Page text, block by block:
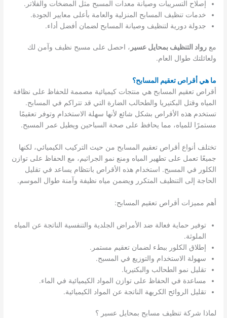
إصلاح التسريبات وصيانة معدات المسبح مثل المضخات والفلاتر.
خدمات تنظيف المسابح المنزلية والعامة بأعلى معايير الجودة.
جدولة دورية لتنظيف وصيانة المسابح لضمان أفضل أداء.
معرواد التنظيف بمحايل عسير ، احصل على مسبح نظيف وآمن لك
ولعائلتك طوال العام.
ما هي أقراص تعقيم المسابح؟
أقراص تعقيم المسابح هي منتجات كيميائية مصممة للحفاظ على نظافة
المياه وقتل البكتيريا والطحالب الضارة التي قد تتراكم في المسابح.
تستخدم هذه الأقراص بشكل شائع لأنها سهلة الاستخدام وتوفر تعقيمًا
مستمرًا للمياه، مما يحافظ على صحة السباحين ويطيل عمر المسبح.
تختلف أنواع أقراص تعقيم المسابح من حيث التركيب الكيميائي، لكنها
جميعًا تعمل على تطهير المياه ومنع نمو الجراثيم، مع الحفاظ على توازن
الكلور في المسبح. استخدام هذه الأقراص بانتظام يساعد في تقليل
الحاجة إلى التنظيف المتكرر ويضمن مياه نظيفة وآمنة طوال الموسم.
أهم مميزات أقراص تعقيم المسابح:
توفير حماية فعالة ضد الأمراض الجلدية والتنفسية الناتجة عن المياه
الملوثة.
إطلاق الكلور ببطء لضمان تعقيم مستمر.
سهولة الاستخدام والتوزيع في المسبح.
تقليل نمو الطحالب والبكتيريا.
مساعدة في الحفاظ على توازن المواد الكيميائية في الماء.
تقليل الروائح الكريهة الناتجة عن المواد الكيميائية.
لماذا شركة تنظيف مسابح بمحايل عسير ؟